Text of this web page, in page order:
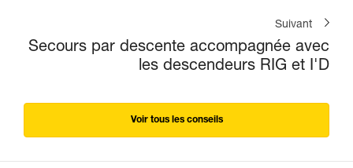
Suivant
Secours par descente accompagnée avec
les descendeurs RIG et I'D
Voir tous les conseils